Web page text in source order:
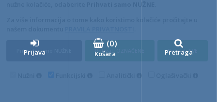
4D Wand IMC 24.11.14.1
Prihvati samo NUŽNE Prihvati OZNAČENE Prihvati SVE
Prijava
(0)
Košara Pretraga